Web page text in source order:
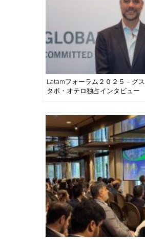
Latamフォーラム２０２５ – グス
タボ・オテロ独占インタビュー